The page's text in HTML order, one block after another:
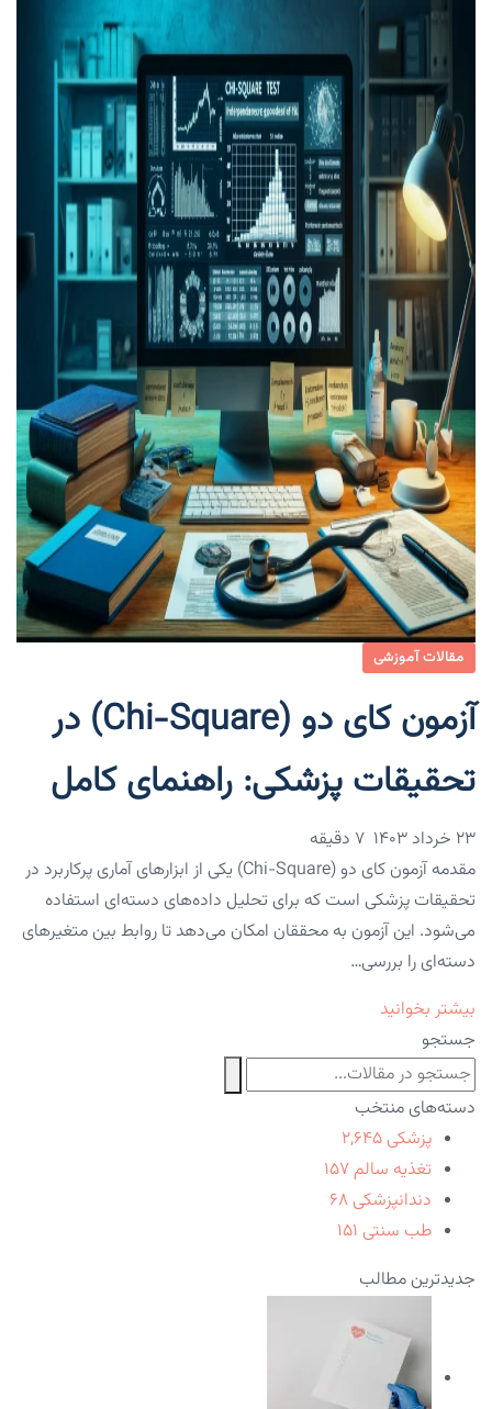
مقالات آموزشی
آزمون کای دو (Chi-Square) در
تحقیقات پزشکی: راهنمای کامل
۲۳ خرداد ۱۴۰۳
مقدمه آزمون کای دو (Chi-Square) یکی از ابزارهای آماری پرکاربرد در
تحقیقات پزشکی است که برای تحلیل داده‌های دسته‌ای استفاده
می‌شود. این آزمون به محققان امکان می‌دهد تا روابط بین متغیرهای
دسته‌ای را بررسی…
بیشتر بخوانید
جستجو
دسته‌های منتخب
پزشکی ۲,۶۴۵
تغذیه سالم ۱۵۷
دندانپزشکی ۶۸
طب سنتی ۱۵۱
جدیدترین مطالب